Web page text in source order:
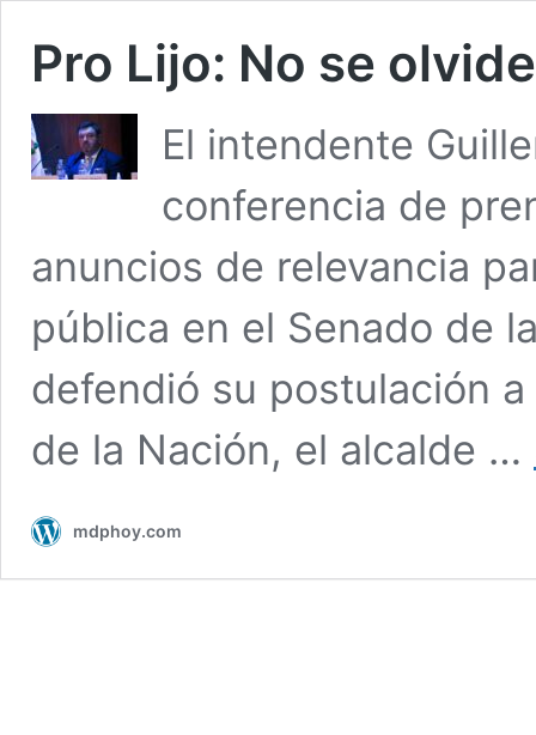
Pro Lijo: No se
El intendente
conferencia de
anuncios de relevancia
pública en el Senado de
defendió su postulación
de la Nación, el alcalde …
mdphoy.com